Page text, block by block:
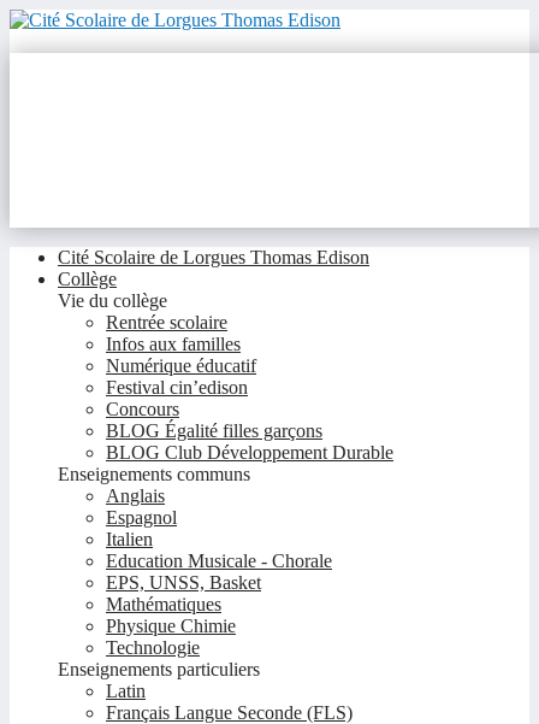
Cité Scolaire de Lorgues Thomas Edison
Collège
Vie du collège
Rentrée scolaire
Infos aux familles
Numérique éducatif
Festival cin’edison
Concours
BLOG Égalité filles garçons
BLOG Club Développement Durable
Enseignements communs
Anglais
Espagnol
Italien
Education Musicale - Chorale
EPS, UNSS, Basket
Mathématiques
Physique Chimie
Technologie
Enseignements particuliers
Latin
Français Langue Seconde (FLS)